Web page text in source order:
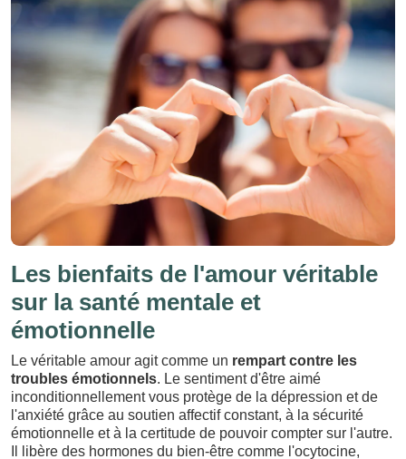
Les bienfaits de l'amour véritable
sur la santé mentale et
émotionnelle
Le véritable amour agit comme un rempart contre les
troubles émotionnels. Le sentiment d'être aimé
inconditionnellement vous protège de la dépression et de
l'anxiété grâce au soutien affectif constant, à la sécurité
émotionnelle et à la certitude de pouvoir compter sur l'autre.
Il libère des hormones du bien-être comme l'ocytocine,